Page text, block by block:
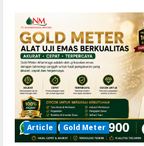
Article Gold Meter